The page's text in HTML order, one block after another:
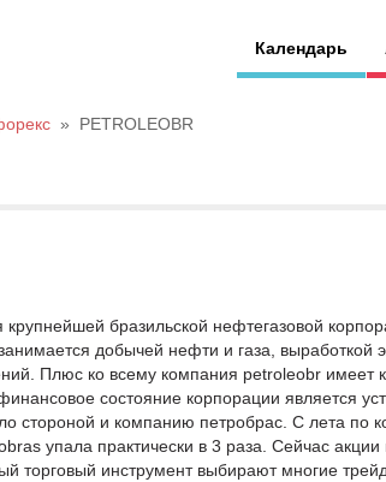
Календарь
» PETROLEOBR
бразильской нефтегазовой
добычей нефти и газа, выработкой
Плюс ко всему компания petroleobr имеет
состояние корпорации является
стороной и компанию петробрас. С лета по
упала практически в 3 раза. Сейчас
торговый инструмент выбирают многие